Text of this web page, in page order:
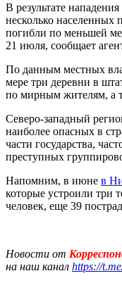
В результате
несколько населенных
погибли по меньшей
21 июля, сообщает
По данным местных
мере три деревни в
по мирным жителям, а
Северо-западный
наиболее опасных в
части государства,
преступных
Напомним, в июне в
которые устроили три
человек, еще 39
Новости от
на наш канал https://